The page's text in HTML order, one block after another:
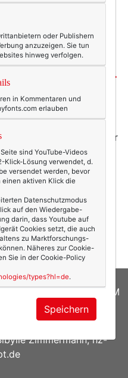
Zeiten.
erst gegen 8 Uhr
an, während ich mir
waren bedrückend wie
angezündet. Der
Radio wieder aus,
las dieses
drückte auf
falsch an. Nicht zum
Blog, das ich mit
mehr
IMPRESSUM
| Susanne Ackstaller
Zimmermann, hz-
oder Publishern
anzuzeigen. Sie tun
hinweg verfolgen.
in Kommentaren und
erlauben
sind YouTube-Videos
Klick-Lösung verwendet, d.
versendet werden, bevor
aktiven Klick die
Datenschutzmodus
auf den Wiedergabe-
darin, dass Youtube auf
Cookies setzt, die auch
zu Marktforschungs-
Näheres zur Cookie-
Sie in der Cookie-Policy
types?hl=de.
Speichern